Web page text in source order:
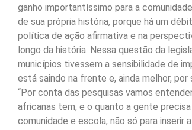
ganho importantíssimo para a
de sua própria história, porque há um
política de ação afirmativa e na
longo da história. Nessa questão da
municípios tivessem a sensibilidade de
está saindo na frente e, ainda melhor,
“Por conta das pesquisas vamos
africanas tem, e o quanto a gente
comunidade e escola, não só para